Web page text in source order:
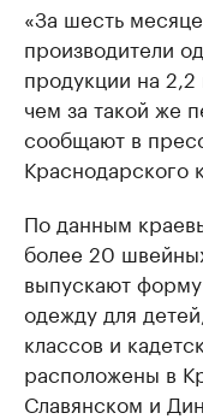
«За шесть
производители
продукции на
чем за такой же
сообщают в
Краснодарского
По данным
более 20
выпускают
одежду для
классов и
расположены в
Славянском и